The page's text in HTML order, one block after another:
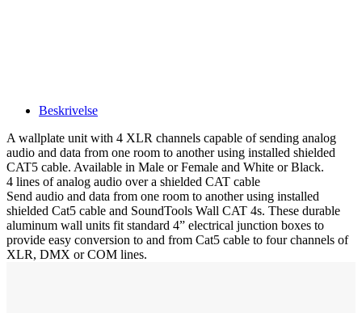
Beskrivelse
A wallplate unit with 4 XLR channels capable of sending analog
audio and data from one room to another using installed shielded
CAT5 cable. Available in Male or Female and White or Black.
4 lines of analog audio over a shielded CAT cable
Send audio and data from one room to another using installed
shielded Cat5 cable and SoundTools Wall CAT 4s. These durable
aluminum wall units fit standard 4” electrical junction boxes to
provide easy conversion to and from Cat5 cable to four channels of
XLR, DMX or COM lines.